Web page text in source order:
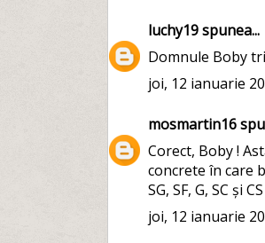
luchy19spunea...
Domnule Boby
joi, 12 ianuarie
mosmartin16
Corect, Boby !
concrete în care
SG, SF, G, SC și
joi, 12 ianuarie